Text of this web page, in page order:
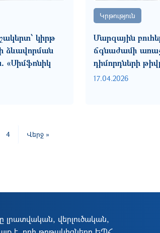
կիրթ
ձևավորման
«Սիմֆոնիկ
Կրթություն
Մարզային
ճգնաժամի
դիմորդների
17.04.2026
4 Վերջ »
լրատվական, վերլուծական,